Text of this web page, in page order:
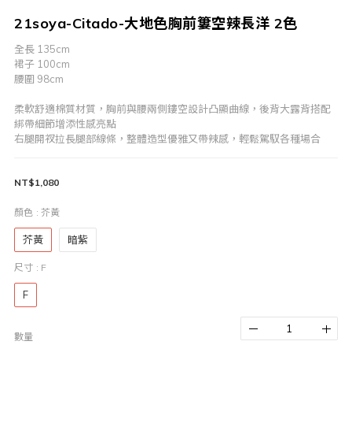
21soya-Citado-大地色胸前簍空辣長洋 2色
全長 135cm
裙子 100cm
腰圍 98cm
柔軟舒適棉質材質，胸前與腰兩側鏤空設計凸顯曲線，後背大露背搭配
綁帶細節增添性感亮點
右腿開衩拉長腿部線條，整體造型優雅又帶辣感，輕鬆駕馭各種場合
NT$1,080
顏色 : 芥黃
芥黃 暗紫
尺寸 : F
F
數量